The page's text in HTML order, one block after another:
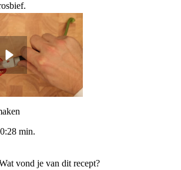
min.
vond je van dit recept?